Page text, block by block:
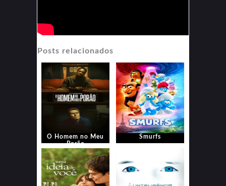
Posts relacionados
O Homem no Meu
Porão
Smurfs